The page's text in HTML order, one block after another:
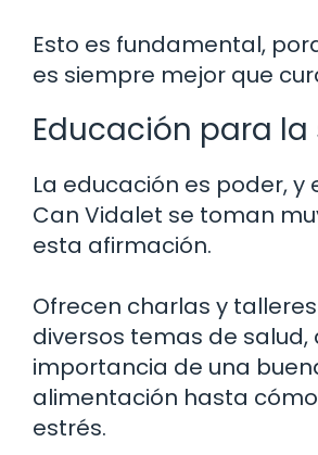
Esto es fundamental,
es siempre mejor que
Educación para la
La educación es poder, y
Can Vidalet se toman
esta afirmación.
Ofrecen charlas y
diversos temas de salud,
importancia de una
alimentación hasta
estrés.